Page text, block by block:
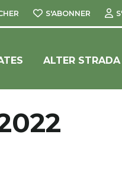
S'ABONNER
ALTER STRADA